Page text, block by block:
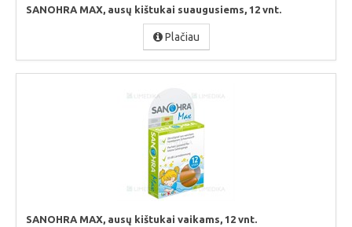
SANOHRA MAX, ausų kištukai suaugusiems, 12 vnt.
Plačiau
SANOHRA MAX, ausų kištukai vaikams, 12 vnt.